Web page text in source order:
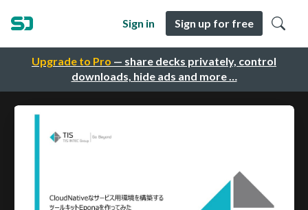
Upgrade to Pro — share decks privately, control
downloads, hide ads and more …
Sign in Sign up for free